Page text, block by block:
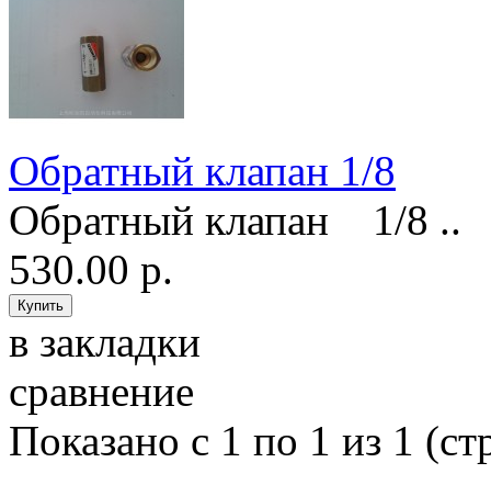
Обратный клапан 1/8
Обратный клапан 1/8 ..
530.00 р.
в закладки
сравнение
Показано с 1 по 1 из 1